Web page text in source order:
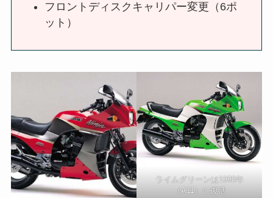
フロントディスクキャリパー変更（6ポ
ット）
ライムグリーンは1998年
（A11）に復活